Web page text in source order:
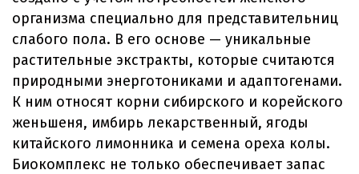
организма специально для представительниц
слабого пола. В его основе — уникальные
растительные экстракты, которые считаются
природными энерготониками и адаптогенами.
К ним относят корни сибирского и корейского
женьшеня, имбирь лекарственный, ягоды
китайского лимонника и семена ореха колы.
Биокомплекс не только обеспечивает запас